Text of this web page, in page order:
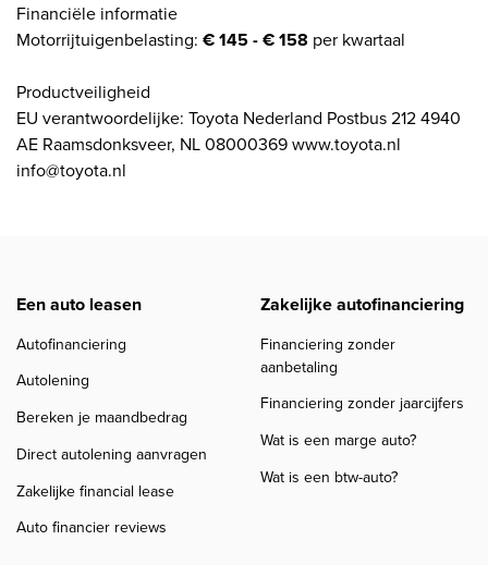
Financiële informatie
Motorrijtuigenbelasting: € 145 - € 158 per kwartaal
Productveiligheid
EU verantwoordelijke: Toyota Nederland Postbus 212 4940
AE Raamsdonksveer, NL 08000369 www.toyota.nl
info@toyota.nl
Een auto leasen
Autofinanciering
Autolening
Bereken je maandbedrag
Direct autolening aanvragen
Zakelijke financial lease
Auto financier reviews
Zakelijke autofinanciering
Financiering zonder
aanbetaling
Financiering zonder jaarcijfers
Wat is een marge auto?
Wat is een btw-auto?